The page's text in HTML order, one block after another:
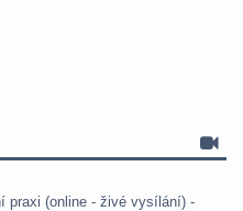
praxi (online - živé vysílání) -